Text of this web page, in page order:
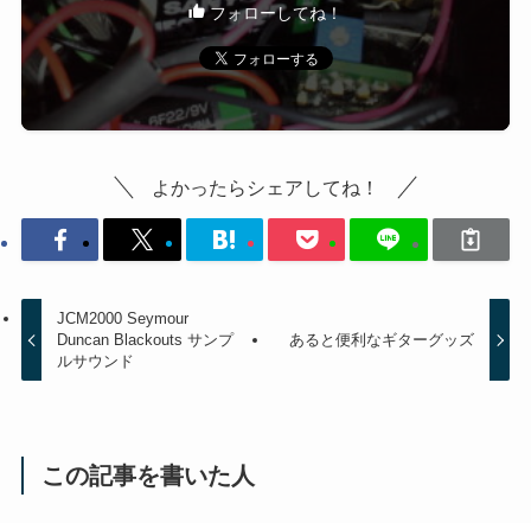
フォローしてね！
よかったらシェアしてね！
JCM2000 Seymour
Duncan Blackouts サンプ
ルサウンド
あると便利なギターグッズ
この記事を書いた人